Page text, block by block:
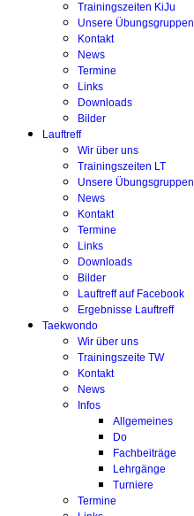
Trainingszeiten KiJu
Unsere Übungsgruppen
Kontakt
News
Termine
Links
Downloads
Bilder
Lauftreff
Wir über uns
Trainingszeiten LT
Unsere Übungsgruppen
News
Kontakt
Termine
Links
Downloads
Bilder
Lauftreff auf Facebook
Ergebnisse Lauftreff
Taekwondo
Wir über uns
Trainingszeite TW
Kontakt
News
Infos
Allgemeines
Do
Fachbeiträge
Lehrgänge
Turniere
Termine